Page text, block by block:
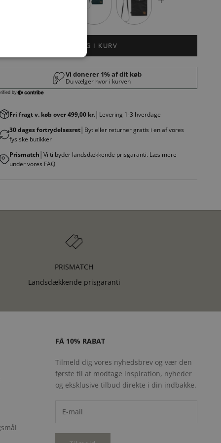
LÆG I KURV
Fri fragt v. køb over 499,00 kr. │Levering 1-3 hverdage
30 dages fortrydelsesret │Byt eller returner gratis i en af vores
fysiske butikker
Prismatch │Vi tilbyder landsdækkende prisgaranti. Læs mere
under vores FAQ
PRISMATCH
Landsdækkende prisgaranti
FÅ 10% RABAT
Tilmeld dig vores nyhedsbrev og vær den
første til at modtage inspiration, nyheder
og eksklusive tilbud direkte i din indbakke.